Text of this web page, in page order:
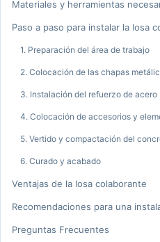
Materiales y herramientas
Paso a paso para instalar la losa
1. Preparación del área de trabajo
2. Colocación de las chapas
3. Instalación del refuerzo de acero
4. Colocación de accesorios y
5. Vertido y compactación del
6. Curado y acabado
Ventajas de la losa colaborante
Recomendaciones para una
Preguntas Frecuentes